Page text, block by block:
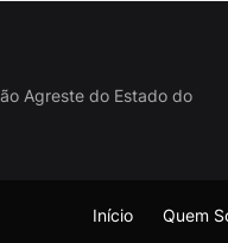
Agreste do Estado do
Início Quem